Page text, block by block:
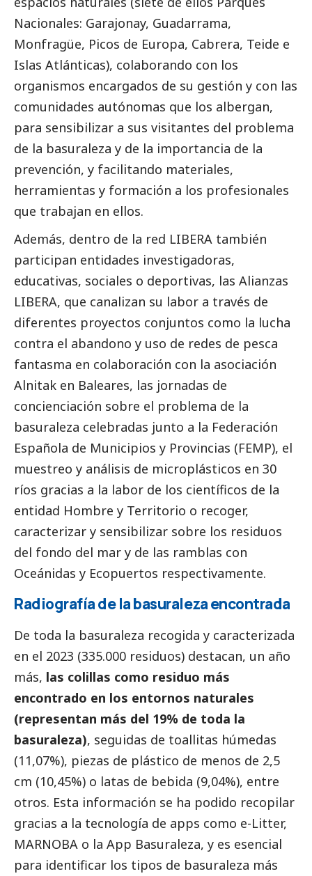
Nacionales: Garajonay, Guadarrama,
Monfragüe, Picos de Europa, Cabrera, Teide e
Islas Atlánticas), colaborando con los
organismos encargados de su gestión y con las
comunidades autónomas que los albergan,
para sensibilizar a sus visitantes del problema
de la basuraleza y de la importancia de la
prevención, y facilitando materiales,
herramientas y formación a los profesionales
que trabajan en ellos.
Además, dentro de la red LIBERA también
participan entidades investigadoras,
educativas, sociales o deportivas, las Alianzas
LIBERA, que canalizan su labor a través de
diferentes proyectos conjuntos como la lucha
contra el abandono y uso de redes de pesca
fantasma en colaboración con la asociación
Alnitak en Baleares, las jornadas de
concienciación sobre el problema de la
basuraleza celebradas junto a la Federación
Española de Municipios y Provincias (FEMP), el
muestreo y análisis de microplásticos en 30
ríos gracias a la labor de los científicos de la
entidad Hombre y Territorio o recoger,
caracterizar y sensibilizar sobre los residuos
del fondo del mar y de las ramblas con
Oceánidas y Ecopuertos respectivamente.
Radiografía de la basuraleza encontrada
De toda la basuraleza recogida y caracterizada
en el 2023 (335.000 residuos) destacan, un año
más, las colillas como residuo más
encontrado en los entornos naturales
(representan más del 19% de toda la
basuraleza), seguidas de toallitas húmedas
(11,07%), piezas de plástico de menos de 2,5
cm (10,45%) o latas de bebida (9,04%), entre
otros. Esta información se ha podido recopilar
gracias a la tecnología de apps como e-Litter,
MARNOBA o la App Basuraleza, y es esencial
para identificar los tipos de basuraleza más